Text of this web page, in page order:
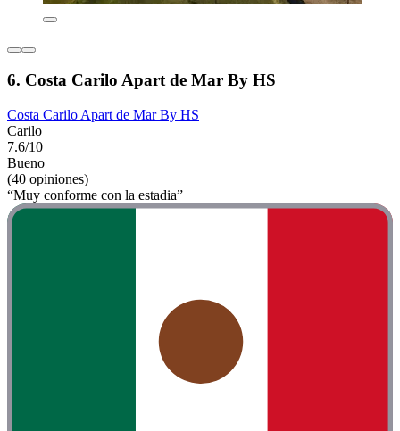
6. Costa Carilo Apart de Mar By HS
Costa Carilo Apart de Mar By HS
Carilo
7.6/10
Bueno
(40 opiniones)
“Muy conforme con la estadia”